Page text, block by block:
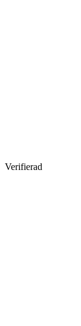
Verifierad